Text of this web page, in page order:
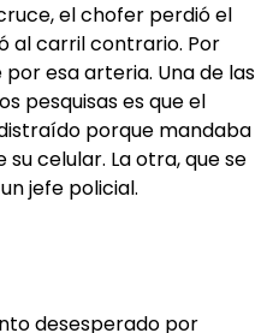
el chofer perdió el
al carril contrario. Por
esa arteria. Una de las
pesquisas es que el
porque mandaba
celular. La otra, que se
jefe policial.
desesperado por